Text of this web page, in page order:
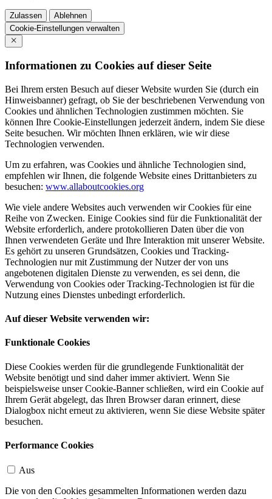
Zulassen
Ablehnen
Cookie-Einstellungen verwalten
Informationen zu Cookies auf dieser Seite
Bei Ihrem ersten Besuch auf dieser Website wurden Sie (durch ein
Hinweisbanner) gefragt, ob Sie der beschriebenen Verwendung von
Cookies und ähnlichen Technologien zustimmen möchten. Sie
können Ihre Cookie-Einstellungen jederzeit ändern, indem Sie diese
Seite besuchen. Wir möchten Ihnen erklären, wie wir diese
Technologien verwenden.
Um zu erfahren, was Cookies und ähnliche Technologien sind,
empfehlen wir Ihnen, die folgende Website eines Drittanbieters zu
besuchen: www.allaboutcookies.org
Wie viele andere Websites auch verwenden wir Cookies für eine
Reihe von Zwecken. Einige Cookies sind für die Funktionalität der
Website erforderlich, andere protokollieren Daten über die von
Ihnen verwendeten Geräte und Ihre Interaktion mit unserer Website.
Es gehört zu unseren Grundsätzen, Cookies und Tracking-
Technologien nur mit Zustimmung der Nutzer der von uns
angebotenen digitalen Dienste zu verwenden, es sei denn, die
Verwendung von Cookies oder Tracking-Technologien ist für die
Nutzung eines Dienstes unbedingt erforderlich.
Auf dieser Website verwenden wir:
Funktionale Cookies
Diese Cookies werden für die grundlegende Funktionalität der
Website benötigt und sind daher immer aktiviert. Wenn Sie
beispielsweise unser Cookie-Banner schließen, wird ein Cookie auf
Ihrem Gerät abgelegt, das Ihren Browser daran erinnert, diese
Dialogbox nicht erneut zu aktivieren, wenn Sie diese Website später
besuchen.
Performance Cookies
Aus
Die von den Cookies gesammelten Informationen werden dazu